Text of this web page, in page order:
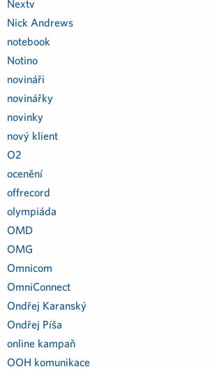
Nextv
Nick Andrews
notebook
Notino
novináři
novinářky
novinky
nový klient
O2
ocenění
offrecord
olympiáda
OMD
OMG
Omnicom
OmniConnect
Ondřej Karanský
Ondřej Píša
online kampaň
OOH komunikace